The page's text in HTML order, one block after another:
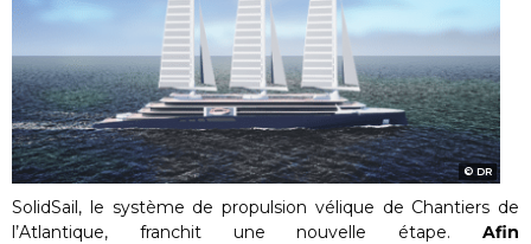
DR
SolidSail, le système de propulsion vélique de Chantiers de
l’Atlantique, franchit une nouvelle étape. Afin